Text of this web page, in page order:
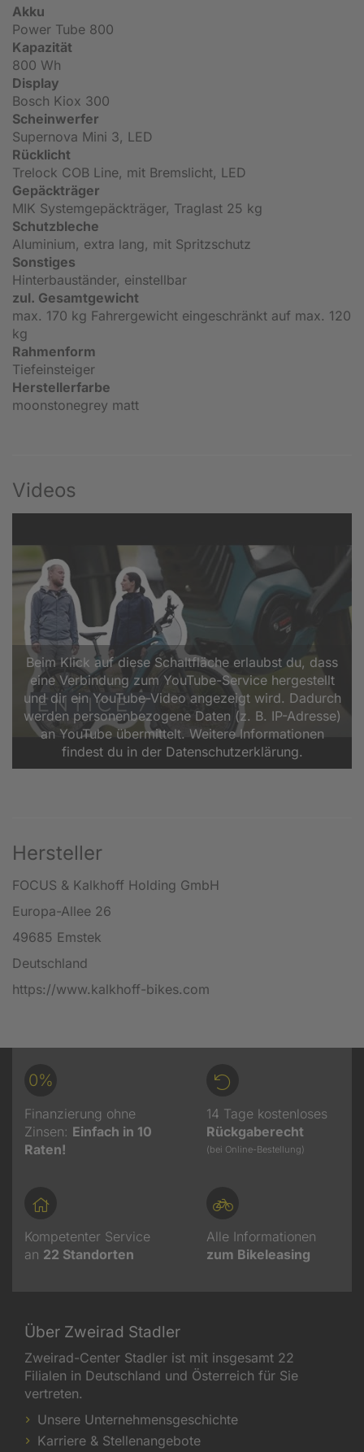
Akku
Power Tube 800
Kapazität
800 Wh
Display
Bosch Kiox 300
Scheinwerfer
Supernova Mini 3, LED
Rücklicht
Trelock COB Line, mit Bremslicht, LED
Gepäckträger
MIK Systemgepäckträger, Traglast 25 kg
Schutzbleche
Aluminium, extra lang, mit Spritzschutz
Sonstiges
Hinterbauständer, einstellbar
zul. Gesamtgewicht
max. 170 kg Fahrergewicht eingeschränkt auf max. 120
kg
Rahmenform
Tiefeinsteiger
Herstellerfarbe
moonstonegrey matt
Videos
Beim Klick auf diese Schaltfläche erlaubst du, dass
eine Verbindung zum YouTube-Service hergestellt
und dir ein YouTube-Video angezeigt wird. Dadurch
werden personenbezogene Daten (z. B. IP-Adresse)
an YouTube übermittelt. Weitere Informationen
findest du in der Datenschutzerklärung.
Hersteller
FOCUS & Kalkhoff Holding GmbH
Europa-Allee 26
49685 Emstek
Deutschland
https://www.kalkhoff-bikes.com
0%
Finanzierung ohne
Zinsen: Einfach in 10
Raten!
14 Tage kostenloses
Rückgaberecht
(bei Online-Bestellung)
Kompetenter Service
an 22 Standorten
Alle Informationen
zum Bikeleasing
Über Zweirad Stadler
Zweirad-Center Stadler ist mit insgesamt 22
Filialen in Deutschland und Österreich für Sie
vertreten.
Unsere Unternehmensgeschichte
Karriere & Stellenangebote